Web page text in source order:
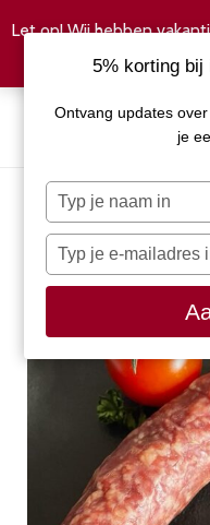
5% korting
Ontvang updates
je
Typ
je
naam
Typ
je
e-
in
Let op! Wij hebben